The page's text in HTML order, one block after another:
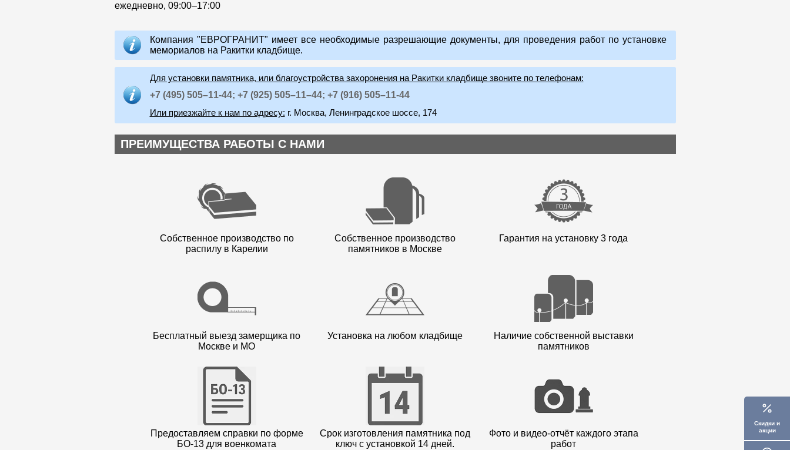
Скидки и
акции
ежедневно, 09:00–17:00
Компания "ЕВРОГРАНИТ" имеет все необходимые разрешающие документы, для проведения работ по установке
мемориалов на Ракитки кладбище.
Для установки памятника, или благоустройства захоронения на Ракитки кладбище звоните по телефонам:
+7 (495) 505–11-44; +7 (925) 505–11–44; +7 (916) 505–11-44
Или приезжайте к нам по адресу: г. Москва, Ленинградское шоссе, 174
ПРЕИМУЩЕСТВА РАБОТЫ С НАМИ
Собственное производство по
распилу в Карелии
Собственное производство
памятников в Москве
Гарантия на установку 3 года
Бесплатный выезд замерщика по
Москве и МО
Установка на любом кладбище
Наличие собственной выставки
памятников
Предоставляем справки по форме
БО-13 для военкомата
Срок изготовления памятника под
ключ с установкой 14 дней.
Фото и видео-отчёт каждого этапа
работ